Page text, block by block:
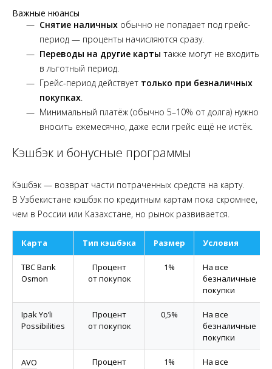
Важные нюансы
Снятие наличных обычно не попадает под грейс-
период — проценты начисляются сразу.
Переводы на другие карты также могут не входить
в льготный период.
Грейс-период действует только при безналичных
покупках.
Минимальный платёж (обычно 5–10% от долга) нужно
вносить ежемесячно, даже если грейс ещё не истёк.
Кэшбэк и бонусные программы
Кэшбэк — возврат части потраченных средств на карту.
В Узбекистане кэшбэк по кредитным картам пока скромнее,
чем в России или Казахстане, но рынок развивается.
Карта Тип кэшбэка Размер Условия
TBC Bank
Osmon
Процент
от покупок
1%
На все
безналичные
покупки
Ipak Yo’li
Possibilities
Процент
от покупок
0,5%
На все
безналичные
покупки
AVO
Процент
1%
На все